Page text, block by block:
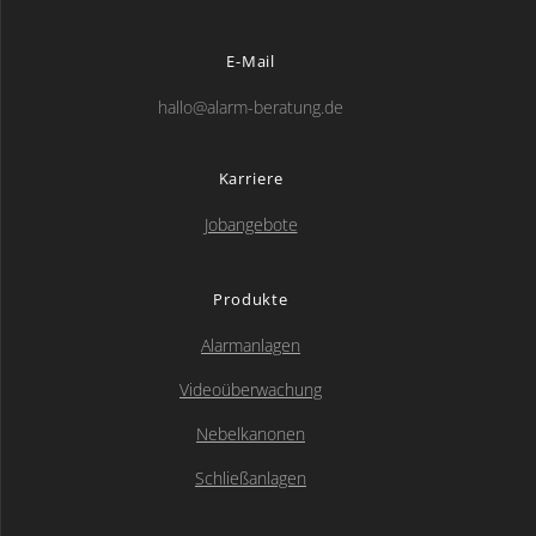
E-Mail
hallo@alarm-beratung.de
Karriere
Jobangebote
Produkte
Alarmanlagen
Videoüberwachung
Nebelkanonen
Schließanlagen